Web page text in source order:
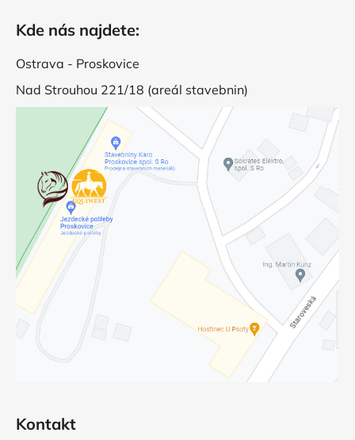
Kde nás najdete:
Ostrava - Proskovice
Nad Strouhou 221/18 (areál stavebnin)
Kontakt